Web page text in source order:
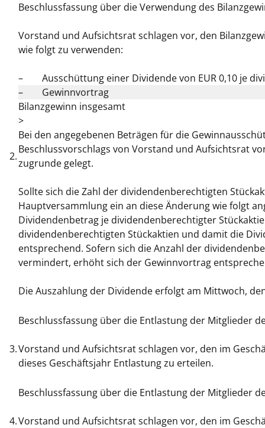
2.
Beschlussfassung über die Verwendung des
Vorstand und Aufsichtsrat schlagen vor, den
wie folgt zu verwenden:
–
Ausschüttung einer Dividende von EUR 0,10 je
–
Gewinnvortrag
Bilanzgewinn insgesamt
>
Bei den angegebenen Beträgen für die
Beschlussvorschlags von Vorstand und Aufsichtsrat
zugrunde gelegt.
Sollte sich die Zahl der dividendenberechtigten
Hauptversammlung ein an diese Änderung wie folgt
Dividendenbetrag je dividendenberechtigter
dividendenberechtigten Stückaktien und damit die
entsprechend. Sofern sich die Anzahl der
vermindert, erhöht sich der Gewinnvortrag
Die Auszahlung der Dividende erfolgt am Mittwoch,
3.
Beschlussfassung über die Entlastung der Mitglieder
Vorstand und Aufsichtsrat schlagen vor, den im
dieses Geschäftsjahr Entlastung zu erteilen.
4.
Beschlussfassung über die Entlastung der Mitglieder
Vorstand und Aufsichtsrat schlagen vor, den im